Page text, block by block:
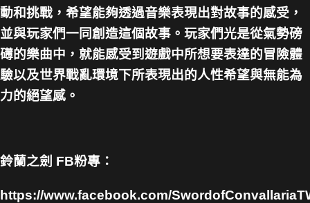
動和挑戰，希望能夠透過音樂表現出對故事的感受，
並與玩家們一同創造這個故事。玩家們光是從氣勢磅
礡的樂曲中，就能感受到遊戲中所想要表達的冒險體
驗以及世界戰亂環境下所表現出的人性希望與無能為
力的絕望感。
鈴蘭之劍 FB粉專：
https://www.facebook.com/